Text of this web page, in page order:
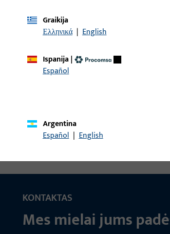
LI30/LA85
štiftas LI30/LA90
KONTAKTAS
Mes mielai jums
Graikija
Ελληνικά | English
Ispanija|
Español
Argentina
Español | English